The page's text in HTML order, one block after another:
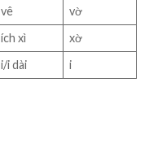
vê
vờ
ích xì
xờ
i/i dài i